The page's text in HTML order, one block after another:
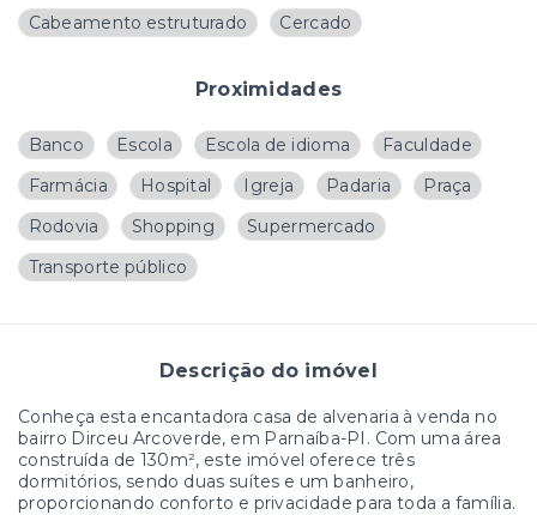
Cabeamento estruturado Cercado
Proximidades
Banco Escola Escola de idioma
Faculdade
Farmácia
Hospital Igreja Padaria
Praça
Rodovia
Shopping
Supermercado
Transporte público
Descrição do imóvel
Conheça esta encantadora casa de alvenaria à venda no
bairro Dirceu Arcoverde, em Parnaíba-PI. Com uma área
construída de 130m², este imóvel oferece três
dormitórios, sendo duas suítes e um banheiro,
proporcionando conforto e privacidade para toda a família.